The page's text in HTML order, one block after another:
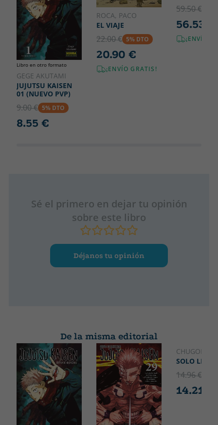
Libro en otro formato
GEGE AKUTAMI
JUJUTSU KAISEN
01 (NUEVO PVP)
9.00 € 5% DTO
8.55 €
ROCA, PACO
EL VIAJE
22.00 € 5% DTO
20.90 €
¡ENVÍO GRATIS!
59.50 €
56.53 €
¡ENVÍO
Sé el primero en dejar tu opinión
sobre este libro
Déjanos tu opinión
De la misma editorial
CHUGONG
SOLO
14.96 €
14.21 €